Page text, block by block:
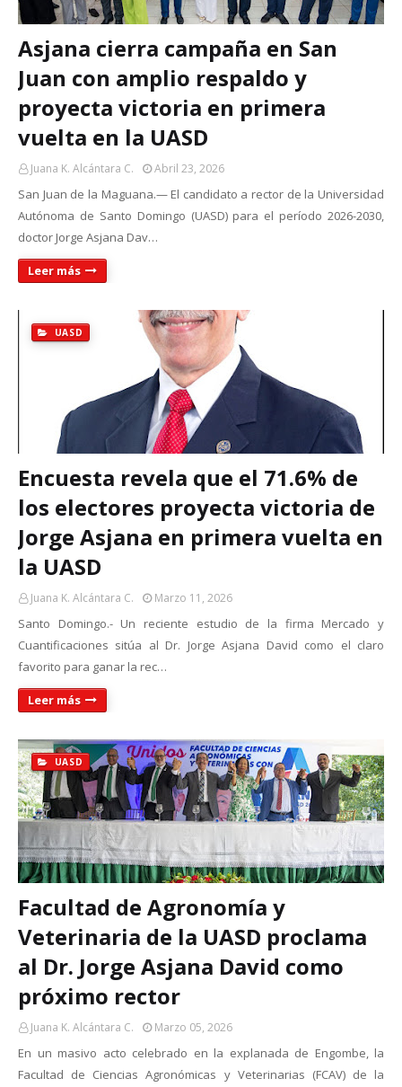
Asjana cierra campaña en San
Juan con amplio respaldo y
proyecta victoria en primera
vuelta en la UASD
Juana K. Alcántara C. Abril 23, 2026
San Juan de la Maguana.— El candidato a rector de la Universidad
Autónoma de Santo Domingo (UASD) para el período 2026-2030,
doctor Jorge Asjana Dav…
Leer más
UASD
Encuesta revela que el 71.6% de
los electores proyecta victoria de
Jorge Asjana en primera vuelta en
la UASD
Juana K. Alcántara C. Marzo 11, 2026
Santo Domingo.- Un reciente estudio de la firma Mercado y
Cuantificaciones sitúa al Dr. Jorge Asjana David como el claro
favorito para ganar la rec…
Leer más
UASD
Facultad de Agronomía y
Veterinaria de la UASD proclama
al Dr. Jorge Asjana David como
próximo rector
Juana K. Alcántara C. Marzo 05, 2026
En un masivo acto celebrado en la explanada de Engombe, la
Facultad de Ciencias Agronómicas y Veterinarias (FCAV) de la